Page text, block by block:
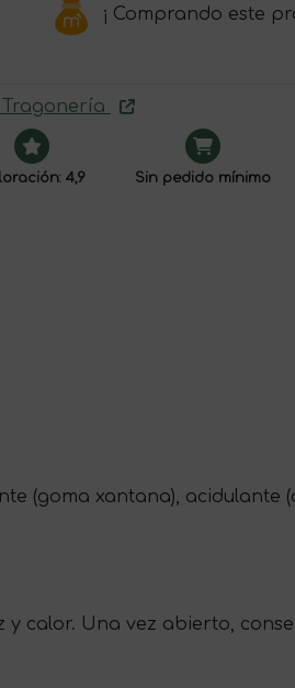
¡ Comprando este
Tragonería
4,9 Sin pedido mínimo
(goma xantana), acidulante
calor. Una vez abierto,